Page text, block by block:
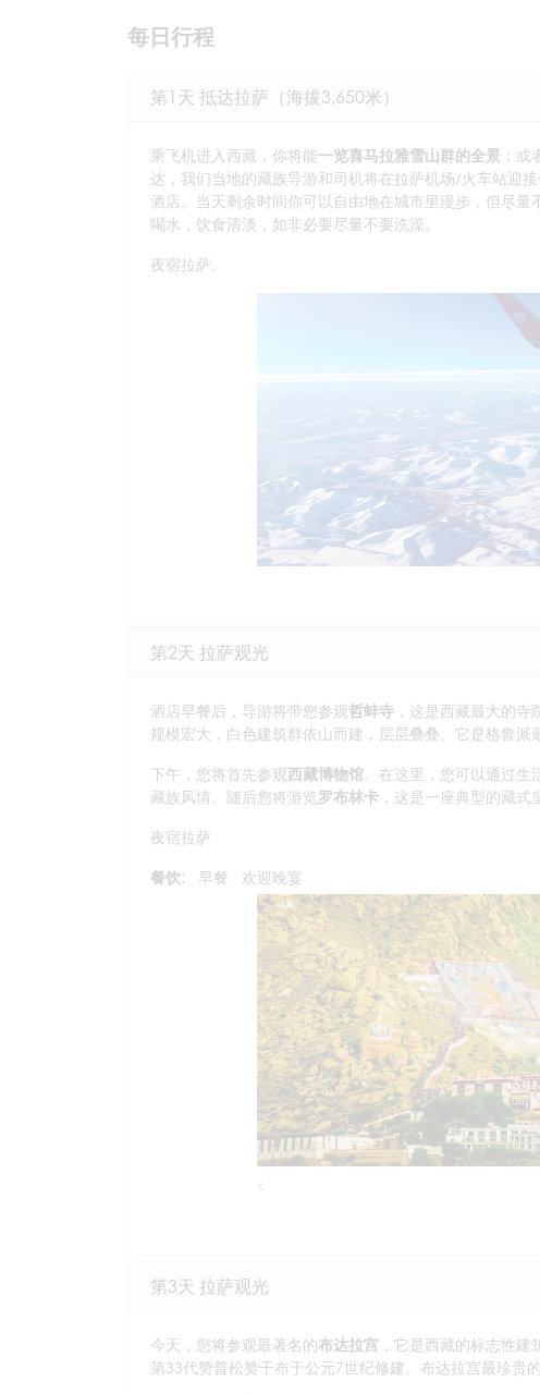
每日行程
第1天 抵达拉萨（海拔3,650米）
乘飞机进入西藏，你将能一览喜马拉雅雪山群的全景 ；
达，我们当地的藏族导游和司机将在拉萨机场/火车站迎
酒店。当天剩余时间你可以自由地在城市里漫步，但尽
喝水，饮食清淡，如非必要尽量不要洗澡。
夜宿拉萨。
第2天 拉萨观光
酒店早餐后，导游将带您参观哲蚌寺 ，这是西藏最大的
规模宏大，白色建筑群依山而建，层层叠叠。它是格鲁派
下午，您将首先参观西藏博物馆 。在这里，您可以通过
藏族风情。随后您将游览 罗布林卡 ，这是一座典型的藏式
夜宿拉萨
餐饮: 早餐 欢迎晚宴
第3天 拉萨观光
今天，您将参观最著名的布达拉宫 ，它是西藏的标志性
第33代赞普松赞干布于公元7世纪修建。布达拉宫最珍贵